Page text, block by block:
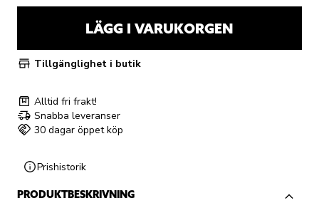
LÄGG I VARUKORGEN
Tillgänglighet i butik
Alltid fri frakt!
Snabba leveranser
30 dagar öppet köp
Prishistorik
PRODUKTBESKRIVNING